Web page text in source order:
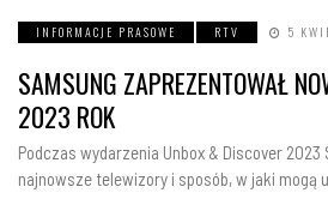
INFORMACJE PRASOWE RTV 5
SAMSUNG ZAPREZENTOWAŁ
2023 ROK
Podczas wydarzenia Unbox & Discover 2023
najnowsze telewizory i sposób, w jaki mogą